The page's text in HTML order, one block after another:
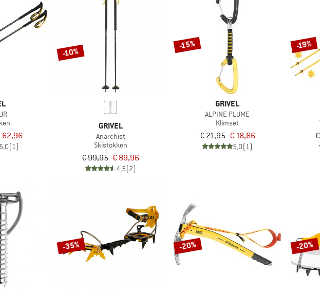
62,96
5,0(1)
-10%
GRIVEL
Anarchist
Skistokken
€ 99,95 € 89,96
4,5(2)
-15%
GRIVEL
ALPINE PLUME
Klimset
€ 21,95 € 18,66
5,0(1)
-19%
-35% -20% -20%